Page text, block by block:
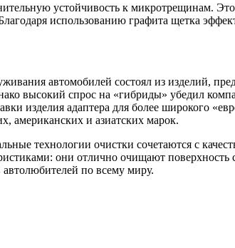
устойчивость к микротрещинам.
использованию графита щетка
автомобилей состоял из изделий,
высокий спрос на «гибриды» убедил
изделия адаптера для более широкого
американских и азиатских марок.
технологии очистки сочетаются с
они отлично очищают поверхность
по всему миру.